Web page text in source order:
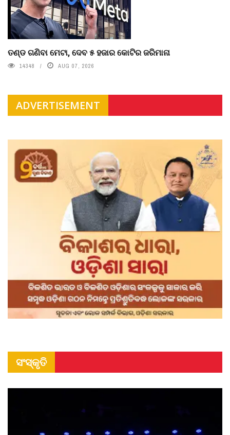
ତଣ୍ଡ ଗଣିବା ମେଟା, ଦେବ ୫ ହଜାର କୋଟିର ଜରିମାନା
14348 AUG 07, 2026
ADVERTISEMENT
ସଂସ୍କୃତି